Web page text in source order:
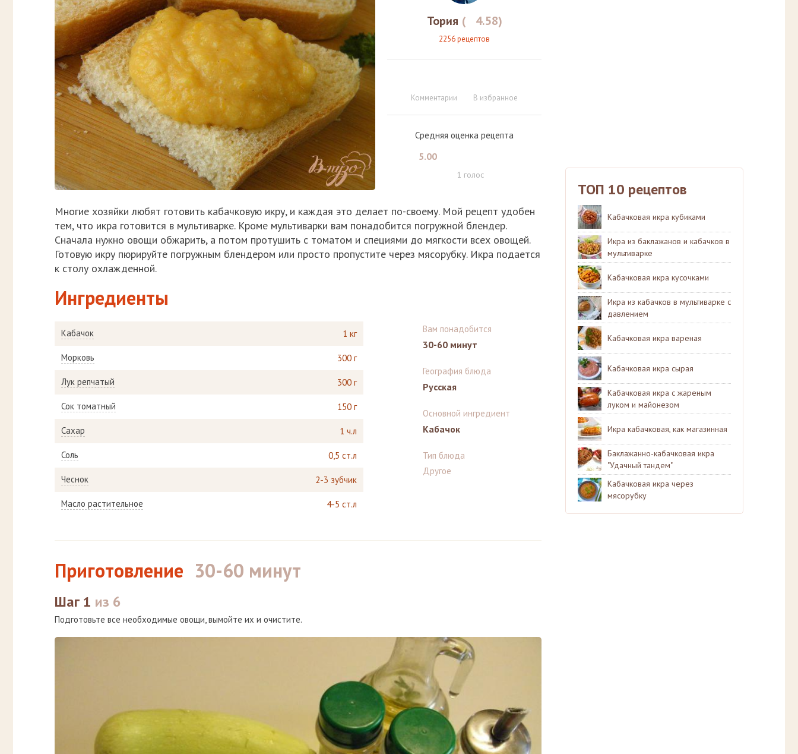
Тория ( 4.58)
2256 рецептов
Комментарии В избранное
Средняя оценка рецепта
5.00
1 голос
Многие хозяйки любят готовить кабачковую икру, и каждая это делает по-своему. Мой рецепт удобен
тем, что икра готовится в мультиварке. Кроме мультиварки вам понадобится погружной блендер.
Сначала нужно овощи обжарить, а потом протушить с томатом и специями до мягкости всех овощей.
Готовую икру пюрируйте погружным блендером или просто пропустите через мясорубку. Икра подается
к столу охлажденной.
Ингредиенты
Кабачок 1 кг
Морковь 300 г
Лук репчатый 300 г
Сок томатный 150 г
Сахар 1 ч.л
Соль 0,5 ст.л
Чеснок 2-3 зубчик
Масло растительное 4-5 ст.л
Вам понадобится
30-60 минут
География блюда
Русская
Основной ингредиент
Кабачок
Тип блюда
Другое
Приготовление 30-60 минут
Шаг 1 из 6
Подготовьте все необходимые овощи, вымойте их и очистите.
ТОП 10 рецептов
Кабачковая икра кубиками
Икра из баклажанов и кабачков в
мультиварке
Кабачковая икра кусочками
Икра из кабачков в мультиварке с
давлением
Кабачковая икра вареная
Кабачковая икра сырая
Кабачковая икра с жареным
луком и майонезом
Икра кабачковая, как магазинная
Баклажанно-кабачковая икра
"Удачный тандем"
Кабачковая икра через
мясорубку